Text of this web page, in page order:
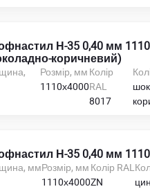
Н-35 0,40 мм
коричневий)
Розмір, мм
1110х4000
Колір
RAL
8017
Н-35 0,40 мм
ммРозмір, мм
1110х4000
Колір RAL
ZN